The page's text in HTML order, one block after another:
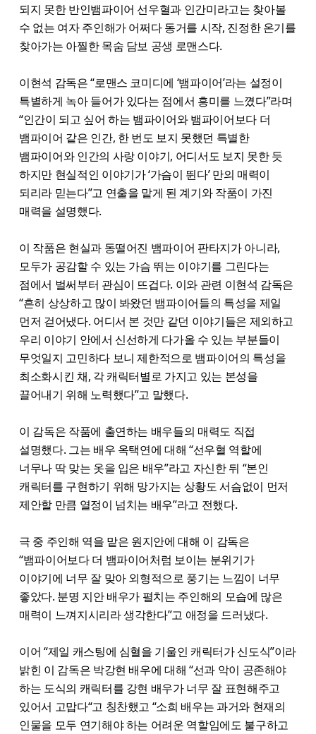
되지 못한 반인뱀파이어 선우혈과 인간미라고는 찾아볼
수 없는 여자 주인해가 어쩌다 동거를 시작, 진정한 온기를
찾아가는 아찔한 목숨 담보 공생 로맨스다.
이현석 감독은 “로맨스 코미디에 ‘뱀파이어’라는 설정이
특별하게 녹아 들어가 있다는 점에서 흥미를 느꼈다”라며
“인간이 되고 싶어 하는 뱀파이어와 뱀파이어보다 더
뱀파이어 같은 인간, 한 번도 보지 못했던 특별한
뱀파이어와 인간의 사랑 이야기, 어디서도 보지 못한 듯
하지만 현실적인 이야기가 ‘가슴이 뛴다’ 만의 매력이
되리라 믿는다”고 연출을 맡게 된 계기와 작품이 가진
매력을 설명했다.
이 작품은 현실과 동떨어진 뱀파이어 판타지가 아니라,
모두가 공감할 수 있는 가슴 뛰는 이야기를 그린다는
점에서 벌써부터 관심이 뜨겁다. 이와 관련 이현석 감독은
“흔히 상상하고 많이 봐왔던 뱀파이어들의 특성을 제일
먼저 걷어냈다. 어디서 본 것만 같던 이야기들은 제외하고
우리 이야기 안에서 신선하게 다가올 수 있는 부분들이
무엇일지 고민하다 보니 제한적으로 뱀파이어의 특성을
최소화시킨 채, 각 캐릭터별로 가지고 있는 본성을
끌어내기 위해 노력했다”고 말했다.
이 감독은 작품에 출연하는 배우들의 매력도 직접
설명했다. 그는 배우 옥택연에 대해 “선우혈 역할에
너무나 딱 맞는 옷을 입은 배우”라고 자신한 뒤 “본인
캐릭터를 구현하기 위해 망가지는 상황도 서슴없이 먼저
제안할 만큼 열정이 넘치는 배우”라고 전했다.
극 중 주인해 역을 맡은 원지안에 대해 이 감독은
“뱀파이어보다 더 뱀파이어처럼 보이는 분위기가
이야기에 너무 잘 맞아 외형적으로 풍기는 느낌이 너무
좋았다. 분명 지안 배우가 펼치는 주인해의 모습에 많은
매력이 느껴지시리라 생각한다”고 애정을 드러냈다.
이어 “제일 캐스팅에 심혈을 기울인 캐릭터가 신도식”이라
밝힌 이 감독은 박강현 배우에 대해 “선과 악이 공존해야
하는 도식의 캐릭터를 강현 배우가 너무 잘 표현해주고
있어서 고맙다“고 칭찬했고 “소희 배우는 과거와 현재의
인물을 모두 연기해야 하는 어려운 역할임에도 불구하고